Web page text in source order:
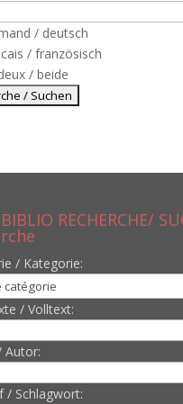
/ deutsch
/ französisch
/ beide
RECHERCHE/
/ Kategorie:
/ Volltext:
Autor:
/ Schlagwort: